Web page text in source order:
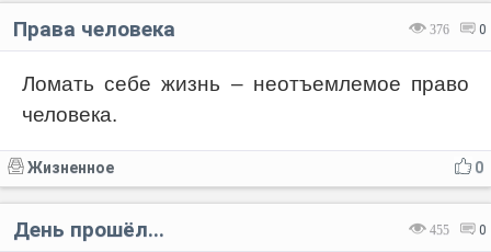
376 0
Права человека
Ломать себе жизнь – неотъемлемое право
человека.
0
Жизненное
455 0
День прошёл...